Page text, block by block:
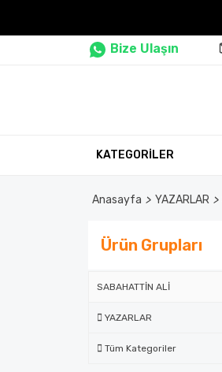
Bize Ulaşın
KATEGORİLER
Anasayfa YAZARLAR
Ürün Grupları
SABAHATTİN ALİ
YAZARLAR
Tüm Kategoriler